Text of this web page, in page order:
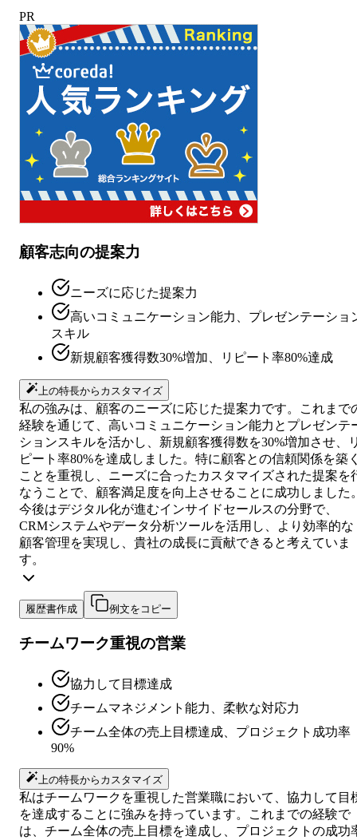
PR
顧客志向の提案力
ニーズに応じた提案力
高いコミュニケーション能力、プレゼンテーショ
スキル
新規顧客獲得数30%増加、リピート率80%達成
上の特長からカスタマイズ
私の強みは、顧客のニーズに応じた提案力です。これまで
経験を通じて、高いコミュニケーション能力とプレゼンテ
ションスキルを活かし、新規顧客獲得数を30%増加させ、
ピート率80%を達成しました。特に顧客との信頼関係を築
ことを重視し、ニーズに合ったカスタマイズされた提案を
なうことで、顧客満足度を向上させることに成功しました
今後はデジタル化が進むインサイドセールスの分野で、
CRMシステムやデータ分析ツールを活用し、より効率的な
顧客管理を実現し、貴社の成長に貢献できると考えていま
す。
履歴書作成 例文をコピー
チームワーク重視の営業
協力して目標達成
チームマネジメント能力、柔軟な対応力
チーム全体の売上目標達成、プロジェクト成功率
90%
上の特長からカスタマイズ
私はチームワークを重視した営業職において、協力して目
を達成することに強みを持っています。これまでの経験で
は、チーム全体の売上目標を達成し、プロジェクトの成功